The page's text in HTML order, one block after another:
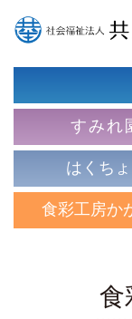
すみれ
はくち
食彩工房か
食